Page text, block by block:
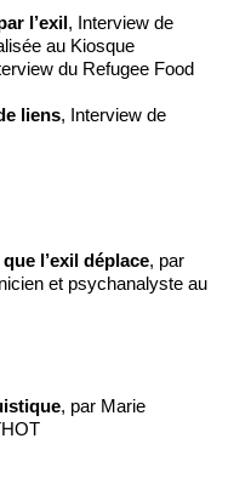
l’exil, Interview de
au Kiosque
du Refugee Food
liens, Interview de
l’exil déplace, par
et psychanalyste au
, par Marie